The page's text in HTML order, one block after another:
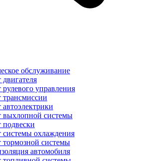
обслуживание
рулевого управления
трансмиссии
выхлопной системы
подвески
системы охлаждения
тормозной системы
автомобиля